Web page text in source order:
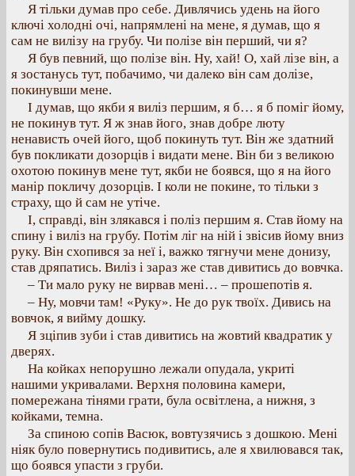
Я тільки думав про себе. Дивлячись удень на його
ключі холодні очі, напрямлені на мене, я думав, що я
сам не вилізу на грубу. Чи полізе він перший, чи я?
Я був певний, що полізе він. Ну, хай! О, хай лізе він, а
я зостанусь тут, побачимо, чи далеко він сам долізе,
покинувши мене.
І думав, що якби я виліз першим, я б… я б поміг йому,
не покинув тут. Я ж знав його, знав добре люту
ненависть очей його, щоб покинуть тут. Він же здатний
був покликати дозорців і видати мене. Він би з великою
охотою покинув мене тут, якби не боявся, що я на його
манір покличу дозорців. І коли не покине, то тільки з
страху, що й сам не утіче.
І, справді, він злякався і поліз першим я. Став йому на
спину і виліз на грубу. Потім ліг на ній і звісив йому вниз
руку. Він схопився за неї і, важко тягнучи мене донизу,
став дряпатись. Виліз і зараз же став дивитись до вовчка.
– Ти мало руку не вирвав мені… – прошепотів я.
– Ну, мовчи там! «Руку». Не до рук твоїх. Дивись на
вовчок, я вийму дошку.
Я зціпив зуби і став дивитись на жовтий квадратик у
дверях.
На койках непорушно лежали опудала, укриті
нашими укривалами. Верхня половина камери,
помережана тінями грати, була освітлена, а нижня, з
койками, темна.
За спиною сопів Васюк, вовтузячись з дошкою. Мені
ніяк було повернутись подивитись, але я хвилювався так,
що боявся упасти з груби.